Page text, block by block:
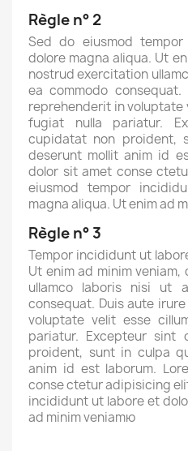
Règle n° 2
Sed do eiusmod
dolore magna aliqua. Ut
nostrud exercitation
ea commodo
reprehenderit in voluptate
fugiat nulla pariatur.
cupidatat non proident,
deserunt mollit anim id
dolor sit amet conse
eiusmod tempor
magna aliqua. Ut enim ad
Règle n° 3
Tempor incididunt ut
Ut enim ad minim
ullamco laboris nisi ut
consequat. Duis aute
voluptate velit esse
pariatur. Excepteur sint
proident, sunt in culpa
anim id est laborum.
conse ctetur adipisicing
incididunt ut labore et
ad minim veniamю